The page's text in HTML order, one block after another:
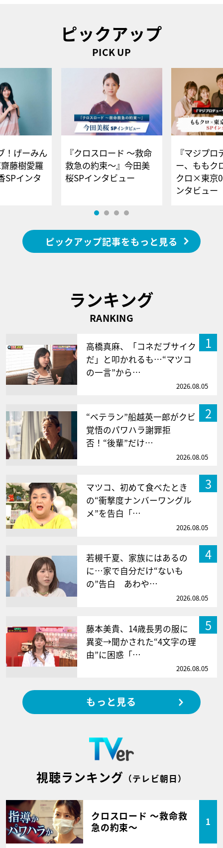
ピックアップ
PICK UP
！げーみん
藤樹愛羅
SPインタ
『クロスロード ～救命
救急の約束～』今田美
桜SPインタビュー
『マジプロ
ー、ももク
クロ×東京
ンタビュー
ピックアップ記事をもっと見る
ランキング
RANKING
1
高橋真麻、「コネだブサイク
だ」と叩かれるも…“マツコ
の一言”から…
2026.08.05
2
“ベテラン”船越英一郎がクビ
覚悟のパワハラ謝罪拒
否！“後輩”だけ…
2026.08.05
3
マツコ、初めて食べたとき
の“衝撃度ナンバーワングル
メ”を告白「…
2026.08.05
4
若槻千夏、家族にはあるの
に…家で自分だけ“ないも
の”告白 あわや…
2026.08.05
5
藤本美貴、14歳長男の服に
異変→聞かされた“4文字の理
由”に困惑「…
2026.08.05
もっと見る
視聴ランキング （テレビ朝日）
クロスロード ～救命救
急の約束～
1